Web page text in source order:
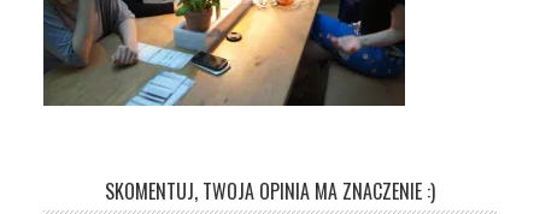
SKOMENTUJ, TWOJA OPINIA MA ZNACZENIE :)